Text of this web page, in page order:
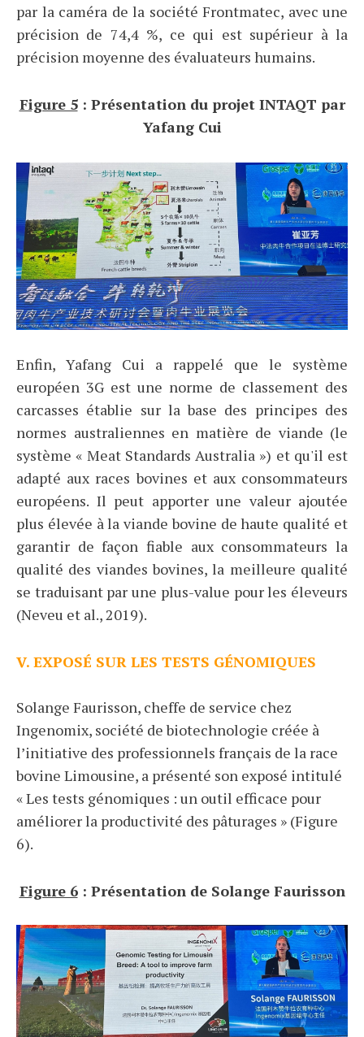
par la caméra de la société Frontmatec, avec une
précision de 74,4 %, ce qui est supérieur à la
précision moyenne des évaluateurs humains.
Figure 5: Présentation du projet INTAQT par
Yafang Cui
Enfin, Yafang Cui a rappelé que le système
européen 3G est une norme de classement des
carcasses établie sur la base des principes des
normes australiennes en matière de viande (le
système « Meat Standards Australia ») et qu'il est
adapté aux races bovines et aux consommateurs
européens. Il peut apporter une valeur ajoutée
plus élevée à la viande bovine de haute qualité et
garantir de façon fiable aux consommateurs la
qualité des viandes bovines, la meilleure qualité
se traduisant par une plus-value pour les éleveurs
(Neveu et al., 2019).
V. EXPOSÉ SUR LES TESTS GÉNOMIQUES
Solange Faurisson, cheffe de service chez
Ingenomix, société de biotechnologie créée à
l’initiative des professionnels français de la race
bovine Limousine, a présenté son exposé intitulé
« Les tests génomiques : un outil efficace pour
améliorer la productivité des pâturages » (Figure
6).
Figure 6: Présentation de Solange Faurisson